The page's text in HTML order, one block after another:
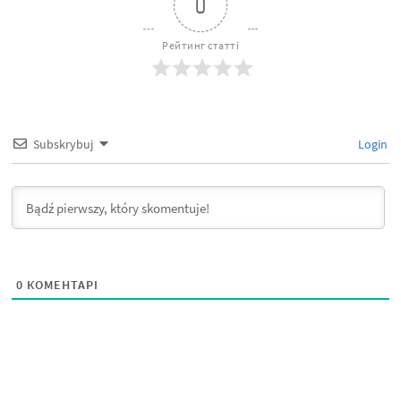
0
Рейтинг статті
Subskrybuj Login
0 КОМЕНТАРІ